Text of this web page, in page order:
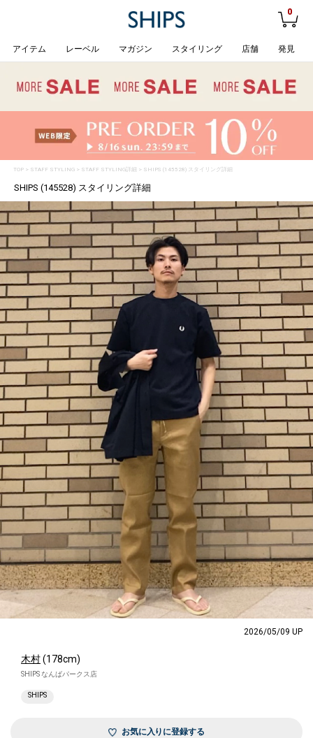
0
アイテム レーベル マガジン スタイリング 店舗 発見
TOP> STAFF STYLING> STAFF STYLING詳細 > SHIPS (145528) スタイリング詳細
SHIPS (145528) スタイリング詳細
2026/05/09 UP
木村(178cm)
SHIPS なんばパークス店
SHIPS
お気に入りに登録する